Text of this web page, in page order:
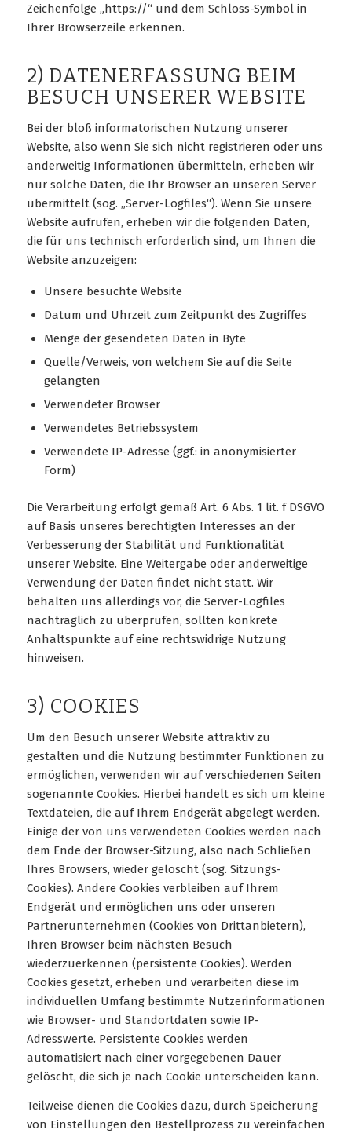
Zeichenfolge „https://“ und dem Schloss-Symbol in
Ihrer Browserzeile erkennen.
2) DATENERFASSUNG BEIM
BESUCH UNSERER WEBSITE
Bei der bloß informatorischen Nutzung unserer
Website, also wenn Sie sich nicht registrieren oder uns
anderweitig Informationen übermitteln, erheben wir
nur solche Daten, die Ihr Browser an unseren Server
übermittelt (sog. „Server-Logfiles“). Wenn Sie unsere
Website aufrufen, erheben wir die folgenden Daten,
die für uns technisch erforderlich sind, um Ihnen die
Website anzuzeigen:
Unsere besuchte Website
Datum und Uhrzeit zum Zeitpunkt des Zugriffes
Menge der gesendeten Daten in Byte
Quelle/Verweis, von welchem Sie auf die Seite
gelangten
Verwendeter Browser
Verwendetes Betriebssystem
Verwendete IP-Adresse (ggf.: in anonymisierter
Form)
Die Verarbeitung erfolgt gemäß Art. 6 Abs. 1 lit. f DSGVO
auf Basis unseres berechtigten Interesses an der
Verbesserung der Stabilität und Funktionalität
unserer Website. Eine Weitergabe oder anderweitige
Verwendung der Daten findet nicht statt. Wir
behalten uns allerdings vor, die Server-Logfiles
nachträglich zu überprüfen, sollten konkrete
Anhaltspunkte auf eine rechtswidrige Nutzung
hinweisen.
3) COOKIES
Um den Besuch unserer Website attraktiv zu
gestalten und die Nutzung bestimmter Funktionen zu
ermöglichen, verwenden wir auf verschiedenen Seiten
sogenannte Cookies. Hierbei handelt es sich um kleine
Textdateien, die auf Ihrem Endgerät abgelegt werden.
Einige der von uns verwendeten Cookies werden nach
dem Ende der Browser-Sitzung, also nach Schließen
Ihres Browsers, wieder gelöscht (sog. Sitzungs-
Cookies). Andere Cookies verbleiben auf Ihrem
Endgerät und ermöglichen uns oder unseren
Partnerunternehmen (Cookies von Drittanbietern),
Ihren Browser beim nächsten Besuch
wiederzuerkennen (persistente Cookies). Werden
Cookies gesetzt, erheben und verarbeiten diese im
individuellen Umfang bestimmte Nutzerinformationen
wie Browser- und Standortdaten sowie IP-
Adresswerte. Persistente Cookies werden
automatisiert nach einer vorgegebenen Dauer
gelöscht, die sich je nach Cookie unterscheiden kann.
Teilweise dienen die Cookies dazu, durch Speicherung
von Einstellungen den Bestellprozess zu vereinfachen